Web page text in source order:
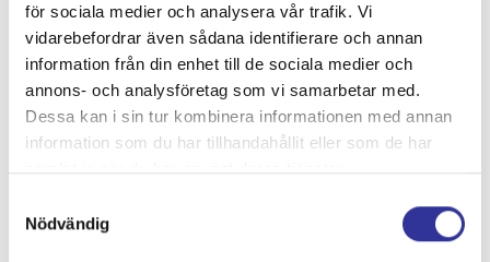
för sociala medier och analysera vår trafik. Vi
vidarebefordrar även sådana identifierare och annan
information från din enhet till de sociala medier och
annons- och analysföretag som vi samarbetar med.
Dessa kan i sin tur kombinera informationen med annan
information som du har tillhandahållit eller som de har
samlat in när du har använt deras tjänster.
Nödvändig